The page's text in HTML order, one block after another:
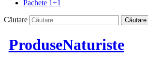
Pachete 1+1
Căutare
ProduseNaturiste